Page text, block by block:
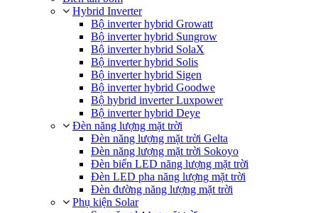
Hybrid Inverter
Bộ inverter hybrid Growatt
Bộ inverter hybrid Sungrow
Bộ inverter hybrid SolaX
Bộ inverter hybrid Solis
Bộ inverter hybrid Sigen
Bộ inverter hybrid Goodwe
Bộ hybrid inverter Luxpower
Bộ inverter hybrid Deye
Đèn năng lượng mặt trời
Đèn năng lượng mặt trời Gelta
Đèn năng lượng mặt trời Sokoyo
Đèn biển LED năng lượng mặt trời
Đèn LED pha năng lượng mặt trời
Đèn đường năng lượng mặt trời
Phụ kiện Solar